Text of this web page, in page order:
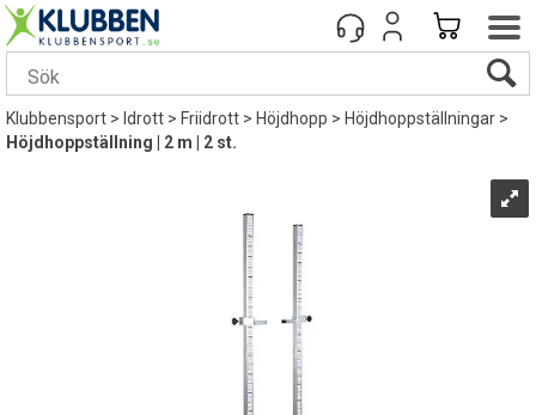
Klubbensport> Idrott>Friidrott>Höjdhopp>Höjdhoppställningar>
Höjdhoppställning | 2 m | 2 st.